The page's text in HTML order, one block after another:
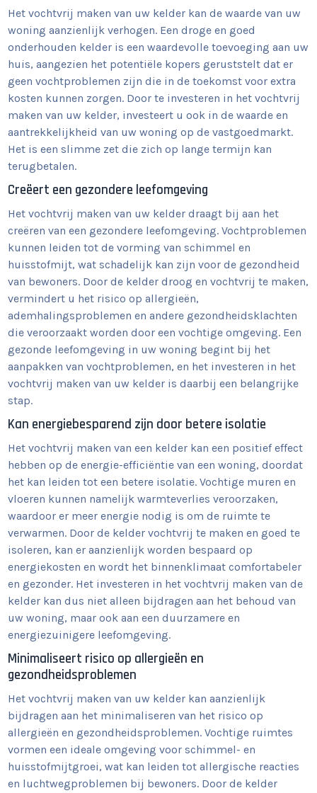
Het vochtvrij maken van uw kelder kan de waarde van uw
woning aanzienlijk verhogen. Een droge en goed
onderhouden kelder is een waardevolle toevoeging aan uw
huis, aangezien het potentiële kopers geruststelt dat er
geen vochtproblemen zijn die in de toekomst voor extra
kosten kunnen zorgen. Door te investeren in het vochtvrij
maken van uw kelder, investeert u ook in de waarde en
aantrekkelijkheid van uw woning op de vastgoedmarkt.
Het is een slimme zet die zich op lange termijn kan
terugbetalen.
Creëert een gezondere leefomgeving
Het vochtvrij maken van uw kelder draagt bij aan het
creëren van een gezondere leefomgeving. Vochtproblemen
kunnen leiden tot de vorming van schimmel en
huisstofmijt, wat schadelijk kan zijn voor de gezondheid
van bewoners. Door de kelder droog en vochtvrij te maken,
vermindert u het risico op allergieën,
ademhalingsproblemen en andere gezondheidsklachten
die veroorzaakt worden door een vochtige omgeving. Een
gezonde leefomgeving in uw woning begint bij het
aanpakken van vochtproblemen, en het investeren in het
vochtvrij maken van uw kelder is daarbij een belangrijke
stap.
Kan energiebesparend zijn door betere isolatie
Het vochtvrij maken van een kelder kan een positief effect
hebben op de energie-efficiëntie van een woning, doordat
het kan leiden tot een betere isolatie. Vochtige muren en
vloeren kunnen namelijk warmteverlies veroorzaken,
waardoor er meer energie nodig is om de ruimte te
verwarmen. Door de kelder vochtvrij te maken en goed te
isoleren, kan er aanzienlijk worden bespaard op
energiekosten en wordt het binnenklimaat comfortabeler
en gezonder. Het investeren in het vochtvrij maken van de
kelder kan dus niet alleen bijdragen aan het behoud van
uw woning, maar ook aan een duurzamere en
energiezuinigere leefomgeving.
Minimaliseert risico op allergieën en
gezondheidsproblemen
Het vochtvrij maken van uw kelder kan aanzienlijk
bijdragen aan het minimaliseren van het risico op
allergieën en gezondheidsproblemen. Vochtige ruimtes
vormen een ideale omgeving voor schimmel- en
huisstofmijtgroei, wat kan leiden tot allergische reacties
en luchtwegproblemen bij bewoners. Door de kelder